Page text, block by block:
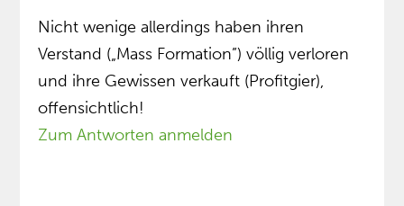
Nicht wenige allerdings haben ihren
Verstand („Mass Formation”) völlig verloren
und ihre Gewissen verkauft (Profitgier),
offensichtlich!
Zum Antworten anmelden